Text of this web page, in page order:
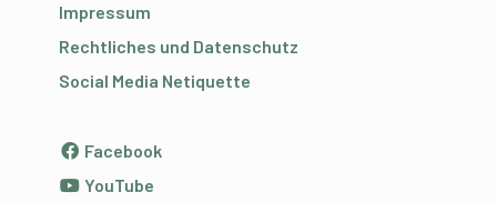
Impressum
Rechtliches und Datenschutz
Social Media Netiquette
Facebook
YouTube